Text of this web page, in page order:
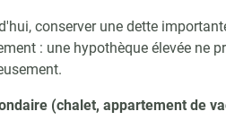
conserver une dette
: une hypothèque élevée ne
(chalet, appartement de